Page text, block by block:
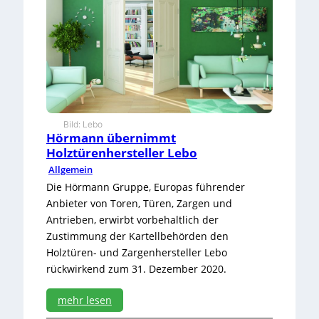
n
m
m
t
a
t
o
m
a
t
i
s
c
h
e
s
a
g
Bild: Lebo
Hörmann übernimmt
Holztürenhersteller Lebo
Allgemein
Die Hörmann Gruppe, Europas führender
Anbieter von Toren, Türen, Zargen und
Antrieben, erwirbt vorbehaltlich der
Zustimmung der Kartellbehörden den
Holztüren- und Zargenhersteller Lebo
rückwirkend zum 31. Dezember 2020.
mehr lesen